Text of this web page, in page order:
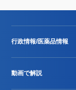
行政情報/医薬品情報
動画で解説